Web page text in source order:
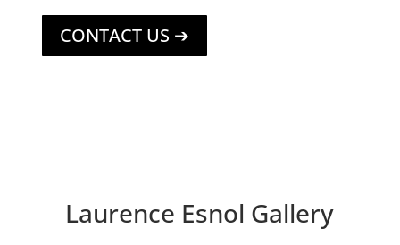
CONTACT US ➔
Laurence Esnol Gallery